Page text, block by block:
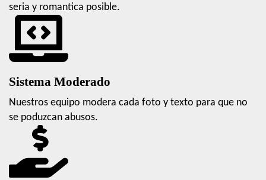
seria y romantica posible.
Sistema Moderado
Nuestros equipo modera cada foto y texto para que no
se poduzcan abusos.